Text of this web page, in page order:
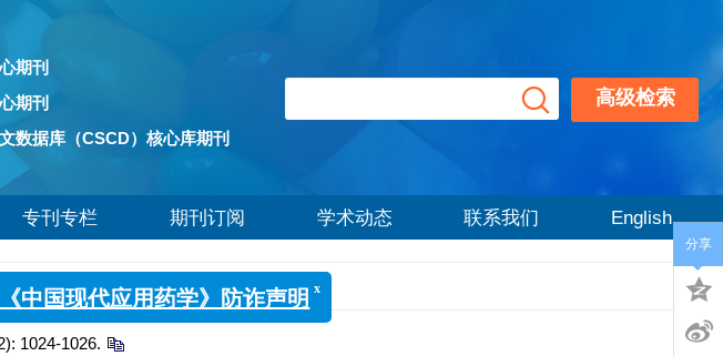
期刊
期刊
数据库（CSCD）核心库期刊
高级检索
专刊专栏 期刊订阅 学术动态 联系我们 English
1024-1026.
分享
《中国现代应用药学》防诈声明